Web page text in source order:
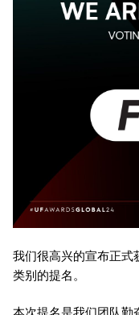
我们很高兴的宣布正式
类别的提名。